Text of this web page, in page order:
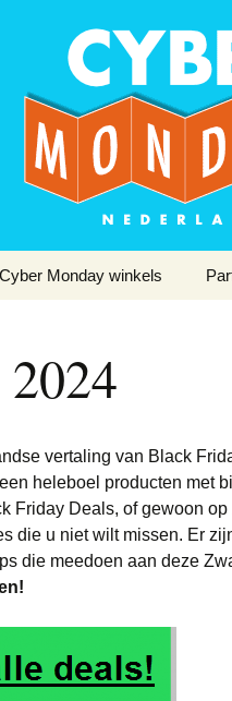
Deals bij elkaar
Apple iPhone
Apple iPad
Apple Macbook
Apple Watch
Kinderwagen
E-readers
Elektrische
tandenborstel
Koffiemachines
Brillen & Zonnebrillen
Jassen
Kinderkleding
Make-up
Vliegtickets
Cyber Monday winkels
vertaling van Black
heleboel producten met
Friday Deals, of gewoon
die u niet wilt missen. Er
die meedoen aan deze